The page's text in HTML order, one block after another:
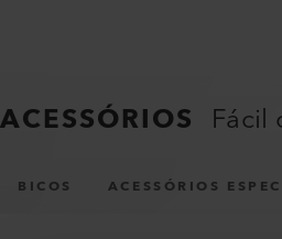
ACESSÓRIOS Fácil
BICOS ACESSÓRIOS